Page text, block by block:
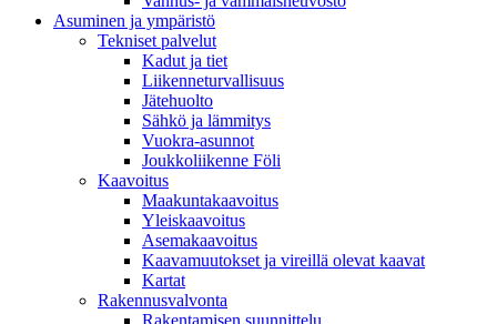
Asuminen ja ympäristö
Tekniset palvelut
Kadut ja tiet
Liikenneturvallisuus
Jätehuolto
Sähkö ja lämmitys
Vuokra-asunnot
Joukkoliikenne Föli
Kaavoitus
Maakuntakaavoitus
Yleiskaavoitus
Asemakaavoitus
Kaavamuutokset ja vireillä olevat kaavat
Kartat
Rakennusvalvonta
Rakentamisen suunnittelu